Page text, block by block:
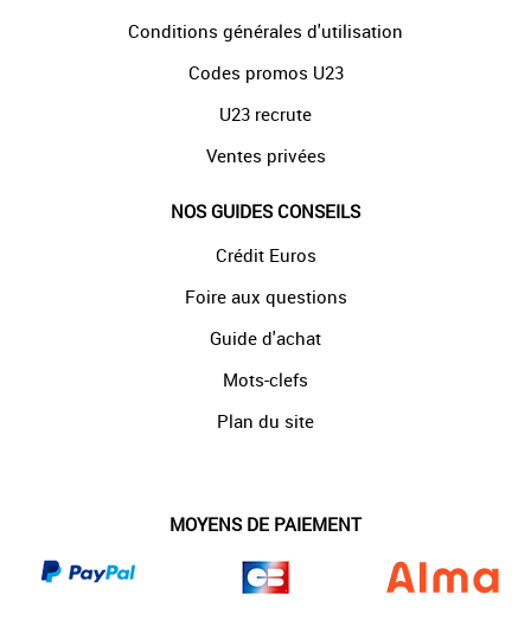
Conditions générales d'utilisation
Codes promos U23
U23 recrute
Ventes privées
NOS GUIDES CONSEILS
Crédit Euros
Foire aux questions
Guide d'achat
Mots-clefs
Plan du site
MOYENS DE PAIEMENT